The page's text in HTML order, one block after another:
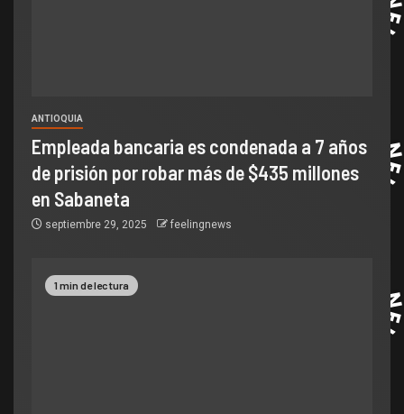
ANTIOQUIA
Empleada bancaria es condenada a 7 años
de prisión por robar más de $435 millones
en Sabaneta
septiembre 29, 2025 feelingnews
1 min de lectura